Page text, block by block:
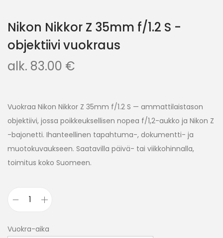
Nikon Nikkor Z 35mm f/1.2 S -
objektiivi vuokraus
alk. 83.00 €
Vuokraa Nikon Nikkor Z 35mm f/1.2 S — ammattilaistason
objektiivi, jossa poikkeuksellisen nopea f/1,2-aukko ja Nikon Z
-bajonetti. Ihanteellinen tapahtuma-, dokumentti- ja
muotokuvaukseen. Saatavilla päivä- tai viikkohinnalla,
toimitus koko Suomeen.
Vuokra-aika